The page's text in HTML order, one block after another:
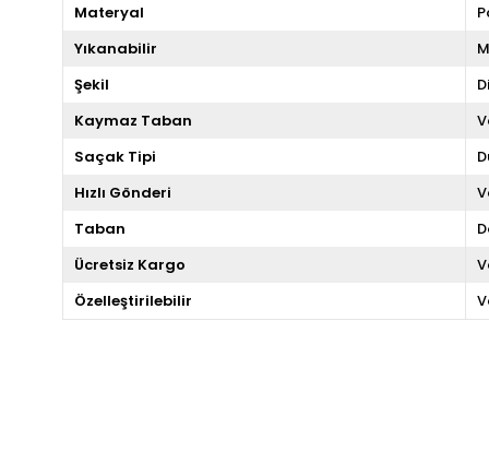
Materyal
Yıkanabilir
Şekil
Kaymaz Taban
Saçak Tipi
Hızlı Gönderi
Taban
Ücretsiz Kargo
Özelleştirilebilir